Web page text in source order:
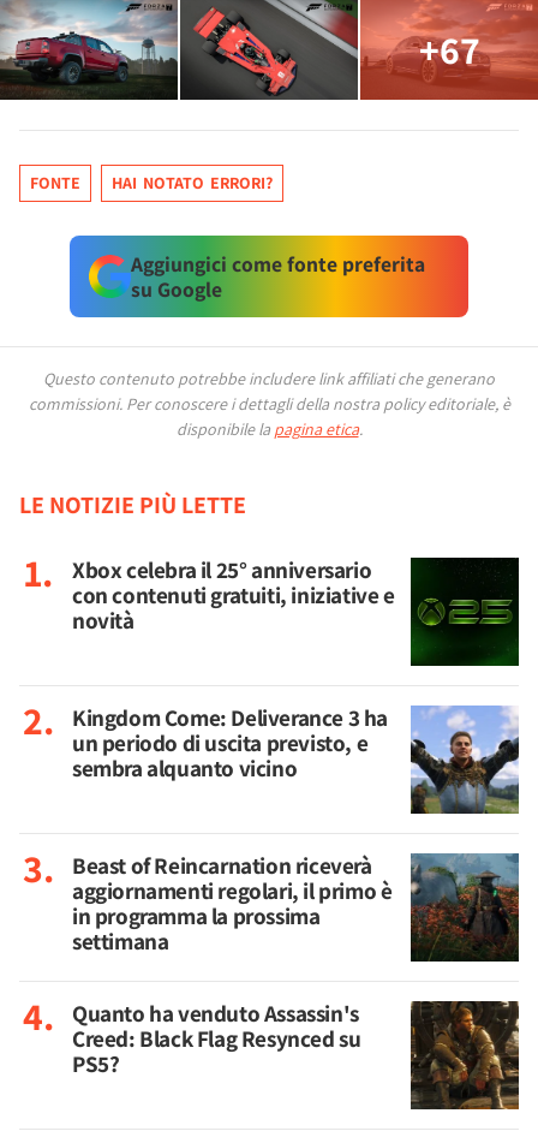
+67
FONTE HAI NOTATO ERRORI?
Aggiungici come fonte preferita
su Google
Questo contenuto potrebbe includere link affiliati che generano
commissioni. Per conoscere i dettagli della nostra policy editoriale, è
disponibile la pagina etica.
LE NOTIZIE PIÙ LETTE
Xbox celebra il 25° anniversario
con contenuti gratuiti, iniziative e
novità
Kingdom Come: Deliverance 3 ha
un periodo di uscita previsto, e
sembra alquanto vicino
Beast of Reincarnation riceverà
aggiornamenti regolari, il primo è
in programma la prossima
settimana
Quanto ha venduto Assassin's
Creed: Black Flag Resynced su
PS5?